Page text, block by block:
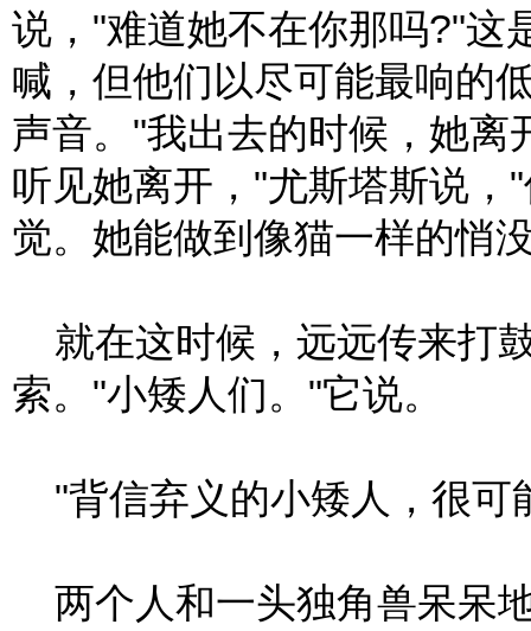
说，"难道她不在你那吗?"这
喊，但他们以尽可能最响的
声音。"我出去的时候，她离
听见她离开，"尤斯塔斯说，
觉。她能做到像猫一样的悄
就在这时候，远远传来打
索。"小矮人们。"它说。
"背信弃义的小矮人，很可
两个人和一头独角兽呆呆